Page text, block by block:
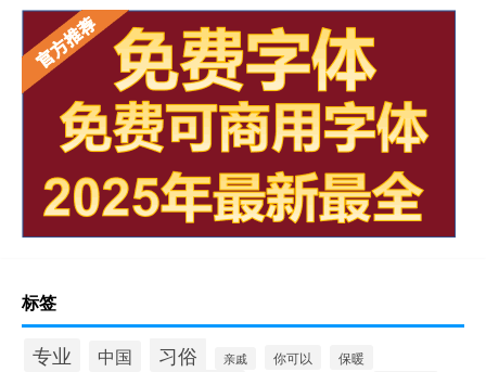
标签
专业 中国 习俗 亲戚 你可以 保暖